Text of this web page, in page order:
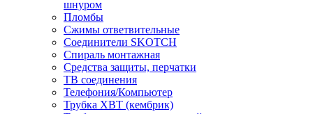
шнуром
Пломбы
Сжимы ответвительные
Соединители SKOTCH
Спираль монтажная
Средства защиты, перчатки
ТВ соединения
Телефония/Компьютер
Трубка ХВТ (кембрик)